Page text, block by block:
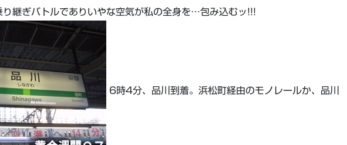
り継ぎバトルでありいやな空気が私の全身を…包み込むッ!!!
6時4分、品川到着。浜松町経由のモノレールか、品川